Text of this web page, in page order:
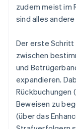
zudem meist im
sind alles
Der erste Schritt
zwischen
und
expandieren.
Rückbuchungen
Beweisen zu
(über das